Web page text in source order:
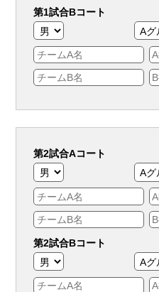
第1試合Bコート
第2試合Aコート
第2試合Bコート